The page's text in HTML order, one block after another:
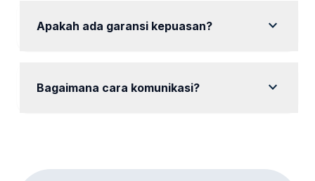
Apakah ada garansi kepuasan? expand_more
Bagaimana cara komunikasi? expand_more